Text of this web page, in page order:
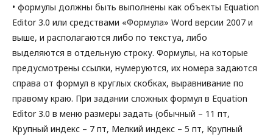
• формулы должны быть выполнены как объекты Equation
Editor 3.0 или средствами «Формула» Word версии 2007 и
выше, и располагаются либо по текстуа, либо
выделяются в отдельную строку. Формулы, на которые
предусмотрены ссылки, нумеруются, их номера задаются
справа от формул в круглых скобках, выравнивание по
правому краю. При задании сложных формул в Equation
Editor 3.0 в меню размеры задать (обычный – 11 пт,
Крупный индекс – 7 пт, Мелкий индекс – 5 пт, Крупный